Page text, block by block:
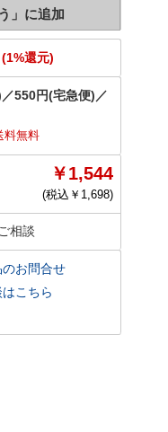
還元)
／550円(宅急便) ／
料無料
￥1,544
(税込￥ 1,698)
相談
お問合せ
こちら